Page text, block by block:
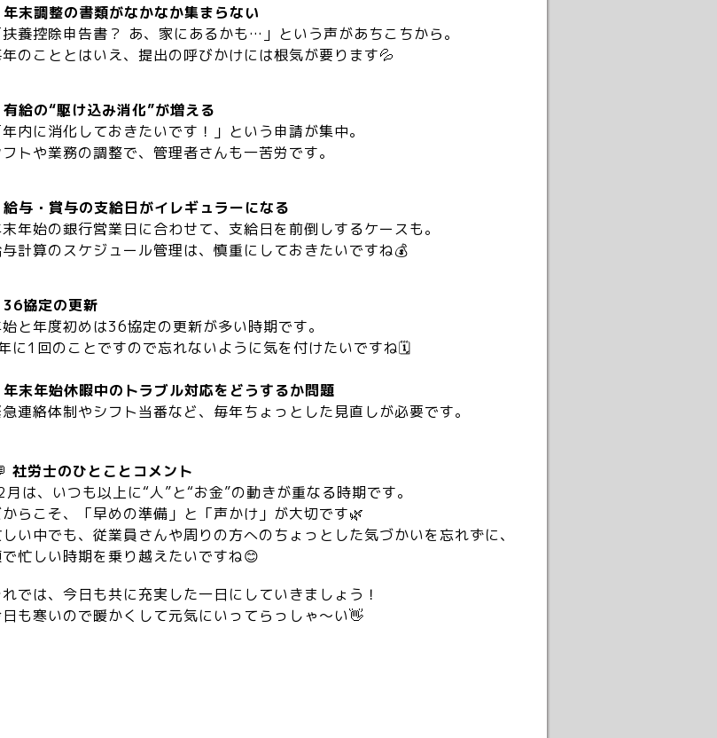
年末調整の書類がなかなか集まらない
養控除申告書？ あ、家にあるかも…」という声があちこちから。
のこととはいえ、提出の呼びかけには根気が要ります💦
有給の“駆け込み消化”が増える
内に消化しておきたいです！」という申請が集中。
トや業務の調整で、管理者さんも一苦労です。
給与・賞与の支給日がイレギュラーになる
年始の銀行営業日に合わせて、支給日を前倒しするケースも。
計算のスケジュール管理は、慎重にしておきたいですね💰
36協定の更新
と年度初めは36協定の更新が多い時期です。
に1回のことですので忘れないように気を付けたいですね🗓
年末年始休暇中のトラブル対応をどうするか問題
連絡体制やシフト当番など、毎年ちょっとした見直しが必要です。
社労士のひとことコメント
は、いつも以上に“人”と“お金”の動きが重なる時期です。
らこそ、「早めの準備」と「声かけ」が大切です🌿
い中でも、従業員さんや周りの方へのちょっとした気づかいを忘れずに、
忙しい時期を乗り越えたいですね😊
では、今日も共に充実した一日にしていきましょう！
も寒いので暖かくして元気にいってらっしゃ～い👋